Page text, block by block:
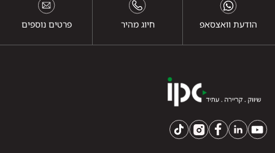
הודעת וואצסאפ חיוג מהיר פרטים נוספים